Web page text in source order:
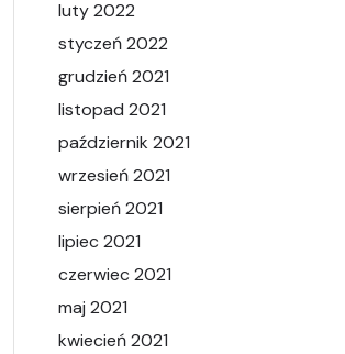
luty 2022
styczeń 2022
grudzień 2021
listopad 2021
październik 2021
wrzesień 2021
sierpień 2021
lipiec 2021
czerwiec 2021
maj 2021
kwiecień 2021